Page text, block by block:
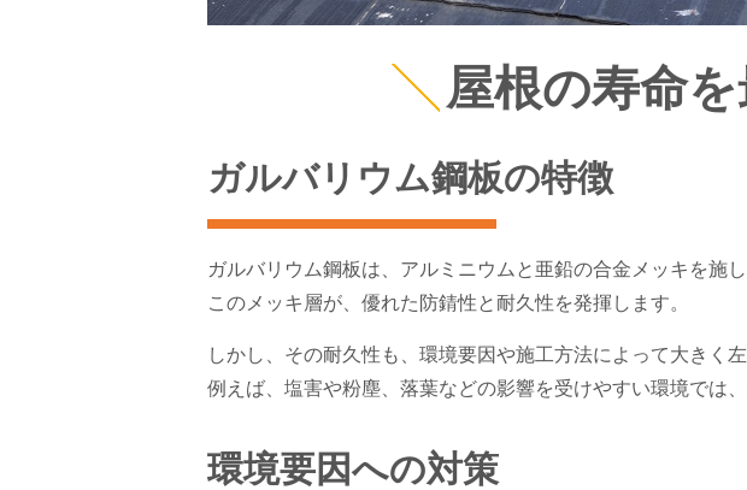
屋根の寿命
ガルバリウム鋼板の特徴
ガルバリウム鋼板は、アルミニウムと亜鉛の合金メッキを施し
このメッキ層が、優れた防錆性と耐久性を発揮します。
しかし、その耐久性も、環境要因や施工方法によって大きく左
例えば、塩害や粉塵、落葉などの影響を受けやすい環境では
環境要因への対策